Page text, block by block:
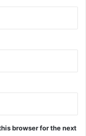
browser for the next